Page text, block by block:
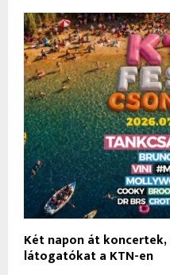
Két napon át
látogatókat a KTN-en